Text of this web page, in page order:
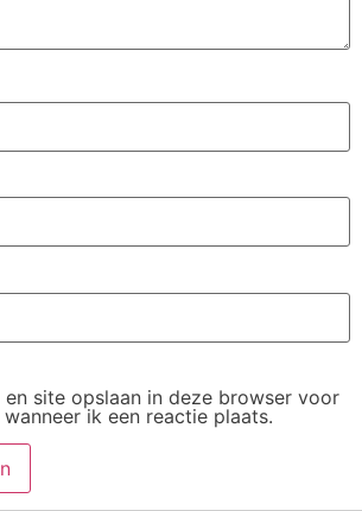
en site opslaan in deze browser voor
ik een reactie plaats.